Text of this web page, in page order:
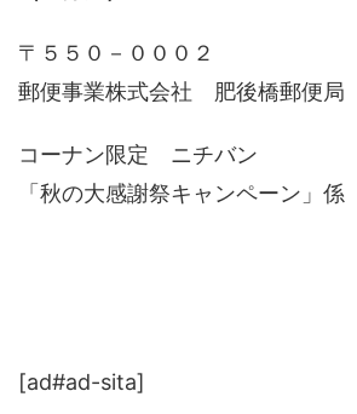
〒５５０－０００２
郵便事業株式会社 肥後橋郵便
コーナン限定 ニチバン
「秋の大感謝祭キャンペーン」係
[ad#ad-sita]